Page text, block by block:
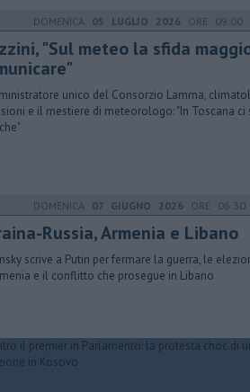
DOMENICA 05 LUGLIO 2026 ORE 09:00
"Sul meteo la sfida
unico del Consorzio Lamma,
e il mestiere di meteorologo: "In Toscana ci
DOMENICA 07 GIUGNO 2026 ORE 06:30
Russia, Armenia e Libano
scrive a Putin per fermare la guerra, le
e il conflitto che prosegue in Libano